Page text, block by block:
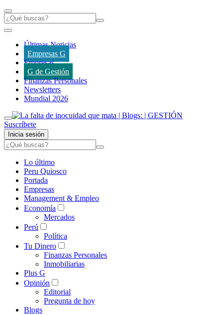
Últimas Noticias
Empresas G
Empresas
G de Gestión
Finanzas Personales
Newsletters
Mundial 2026
Suscríbete
Inicia sesión
Lo último
Peru Quiosco
Portada
Empresas
Management & Empleo
Economía
Mercados
Perú
Política
Tu Dinero
Finanzas Personales
Inmobiliarias
Plus G
Opinión
Editorial
Pregunta de hoy
Blogs